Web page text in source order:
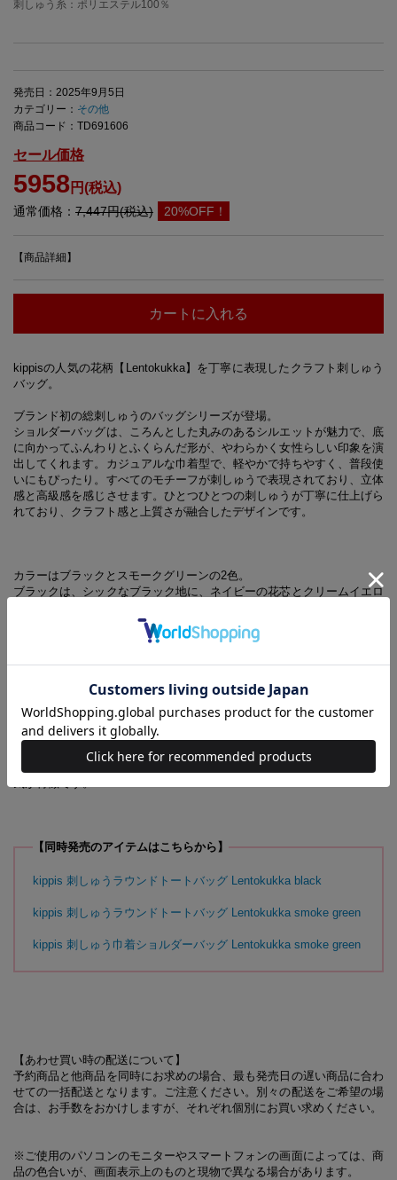
刺しゅう糸：ポリエステル100％
発売日：2025年9月5日
カテゴリー： その他
商品コード：TD691606
セール価格
5958円(税込)
通常価格： 7,447円(税込) 20%OFF！
【商品詳細】
カートに入れる
kippisの人気の花柄【Lentokukka】を丁寧に表現したクラフト刺しゅう
バッグ。
ブランド初の総刺しゅうのバッグシリーズが登場。
ショルダーバッグは、ころんとした丸みのあるシルエットが魅力で、底
に向かってふんわりとふくらんだ形が、やわらかく女性らしい印象を演
出してくれます。カジュアルな巾着型で、軽やかで持ちやすく、普段使
いにもぴったり。すべてのモチーフが刺しゅうで表現されており、立体
感と高級感を感じさせます。ひとつひとつの刺しゅうが丁寧に仕上げら
れており、クラフト感と上質さが融合したデザインです。
カラーはブラックとスモークグリーンの2色。
ブラックは、シックなブラック地に、ネイビーの花芯とクリームイエロ
白いドット刺繍が星のように散りばめられ、まるで夜空に咲く幻想的な
花のような印象に。凛とした美しさと、女性らしい品の良さがどちらも
Lentokukka
島塚絵里さんがデザインした、フィンランド語で“空飛ぶ花”を意味する
テキスタイルデザイン。花が軽やかに舞うような可憐さとやさしい雰囲
【同時発売のアイテムはこちらから】
kippis 刺しゅうラウンドトートバッグ Lentokukka black
kippis 刺しゅうラウンドトートバッグ Lentokukka smoke green
kippis 刺しゅう巾着ショルダーバッグ Lentokukka smoke green
【あわせ買い時の配送について】
予約商品と他商品を同時にお求めの場合、最も発売日の遅い商品に合わ
せての一括配送となります。ご注意ください。別々の配送をご希望の場
合は、お手数をおかけしますが、それぞれ個別にお買い求めください。
※ご使用のパソコンのモニターやスマートフォンの画面によっては、商
品の色合いが、画面表示上のものと現物で異なる場合があります。